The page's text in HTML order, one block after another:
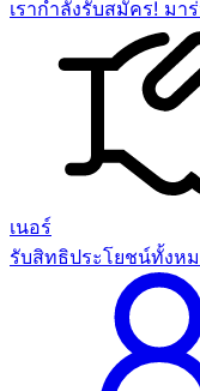
เรากำลังรับสมัคร! มา
เนอร์
รับสิทธิประโยชน์ทั้งห